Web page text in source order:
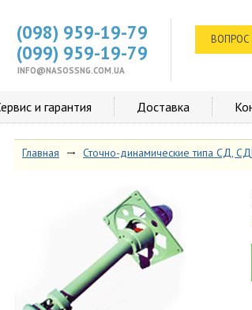
(098) 959-19-79
(099) 959-19-79
INFO@NASOSSNG.COM.UA
Сервис и гарантия Доставка
Главная Сточно-динамические типа СД,